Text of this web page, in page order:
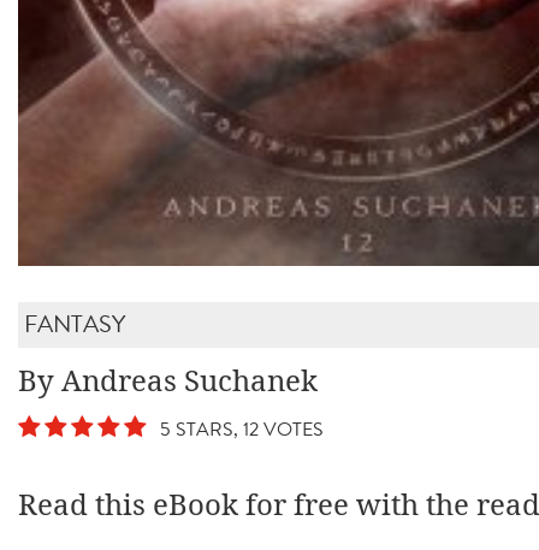
FANTASY
By Andreas Suchanek
5 STARS, 12 VOTES
Read this eBook for free with the